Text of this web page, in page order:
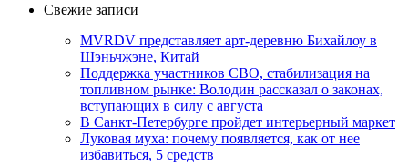
Свежие записи
MVRDV представляет арт-деревню Бихайлоу в
Шэньчжэне, Китай
Поддержка участников СВО, стабилизация на
топливном рынке: Володин рассказал о законах,
вступающих в силу с августа
В Санкт-Петербурге пройдет интерьерный маркет
Луковая муха: почему появляется, как от нее
избавиться, 5 средств